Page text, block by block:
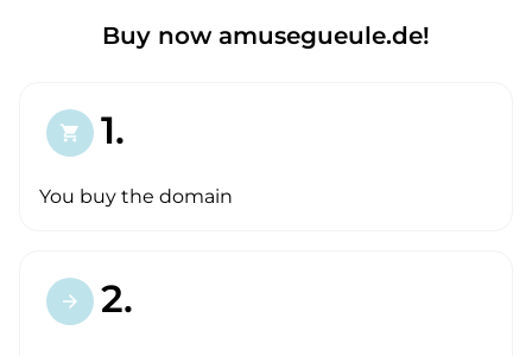
Buy now amusegueule.de!
shopping_cart 1.
You buy the domain
arrow_forward 2.